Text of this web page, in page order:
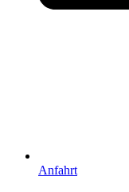
Anfahrt